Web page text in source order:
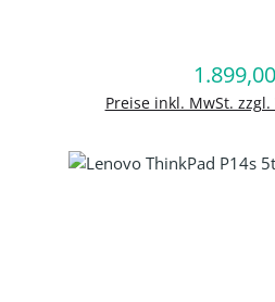
Preise inkl. MwSt.
In den